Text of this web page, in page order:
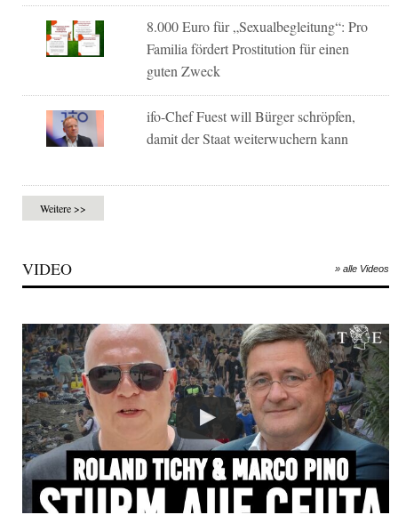
8.000 Euro für „Sexualbegleitung“: Pro
Familia fördert Prostitution für einen
guten Zweck
ifo-Chef Fuest will Bürger schröpfen,
damit der Staat weiterwuchern kann
Weitere >>
VIDEO » alle Videos